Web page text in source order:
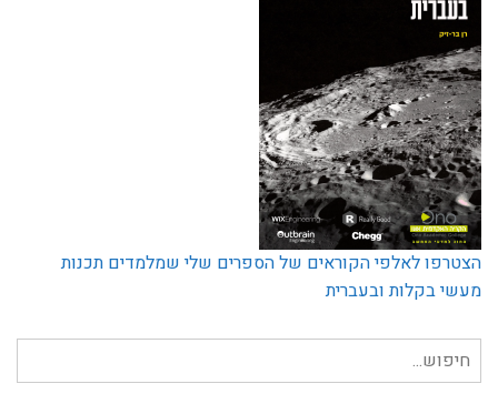
הצטרפו לאלפי הקוראים של הספרים שלי שמלמדים תכנות
מעשי בקלות ובעברית
חיפוש
עבור: